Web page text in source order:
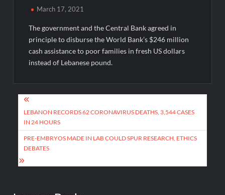
March 17, 2021
The government and the Central Bank agreed in
principle to disburse the World Bank’s $246 million
cash assistance to poor families in fresh US dollars
instead of Lebanese pound.
Post
navigation
LEBANON RECORDS 62 CORONAVIRUS DEATHS, 3,544 CASES
IN 24 HOURS
PRE-EMBRYOS MADE IN LAB COULD SPUR RESEARCH, ETHICS
DEBATES